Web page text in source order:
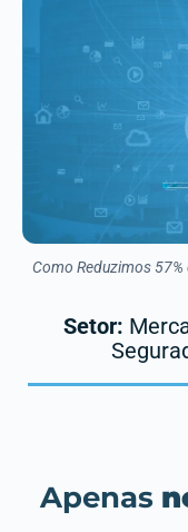
Como Reduzimos
Setor:
Apenas